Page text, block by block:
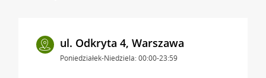
ul. Odkryta 4, Warszawa
Poniedziałek-Niedziela: 00:00-23:59